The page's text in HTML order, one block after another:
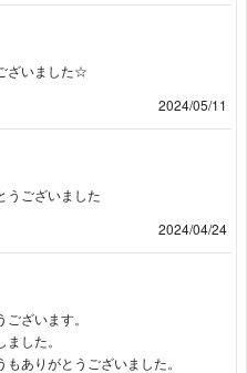
ざいました☆
2024/05/11
うございました
2024/04/24
ざいます。
した。
ありがとうございました。